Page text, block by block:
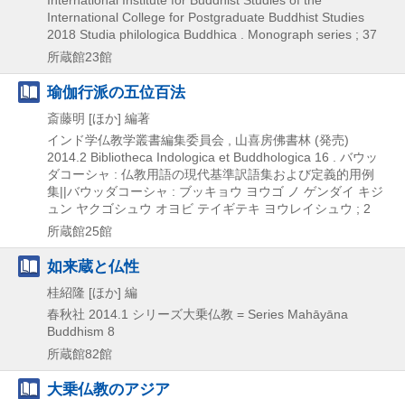
International College for Postgraduate Buddhist Studies
2018 Studia philologica Buddhica . Monograph series ; 37
所蔵館23館
瑜伽行派の五位百法
斎藤明 [ほか] 編著
インド学仏教学叢書編集委員会 , 山喜房佛書林 (発売)
2014.2 Bibliotheca Indologica et Buddhologica 16 . バウッ
ダコーシャ : 仏教用語の現代基準訳語集および定義的用例
集||バウッダコーシャ : ブッキョウ ヨウゴ ノ ゲンダイ キジ
ュン ヤクゴシュウ オヨビ テイギテキ ヨウレイシュウ ; 2
所蔵館25館
如来蔵と仏性
桂紹隆 [ほか] 編
春秋社 2014.1 シリーズ大乗仏教 = Series Mahāyāna
Buddhism 8
所蔵館82館
大乗仏教のアジア